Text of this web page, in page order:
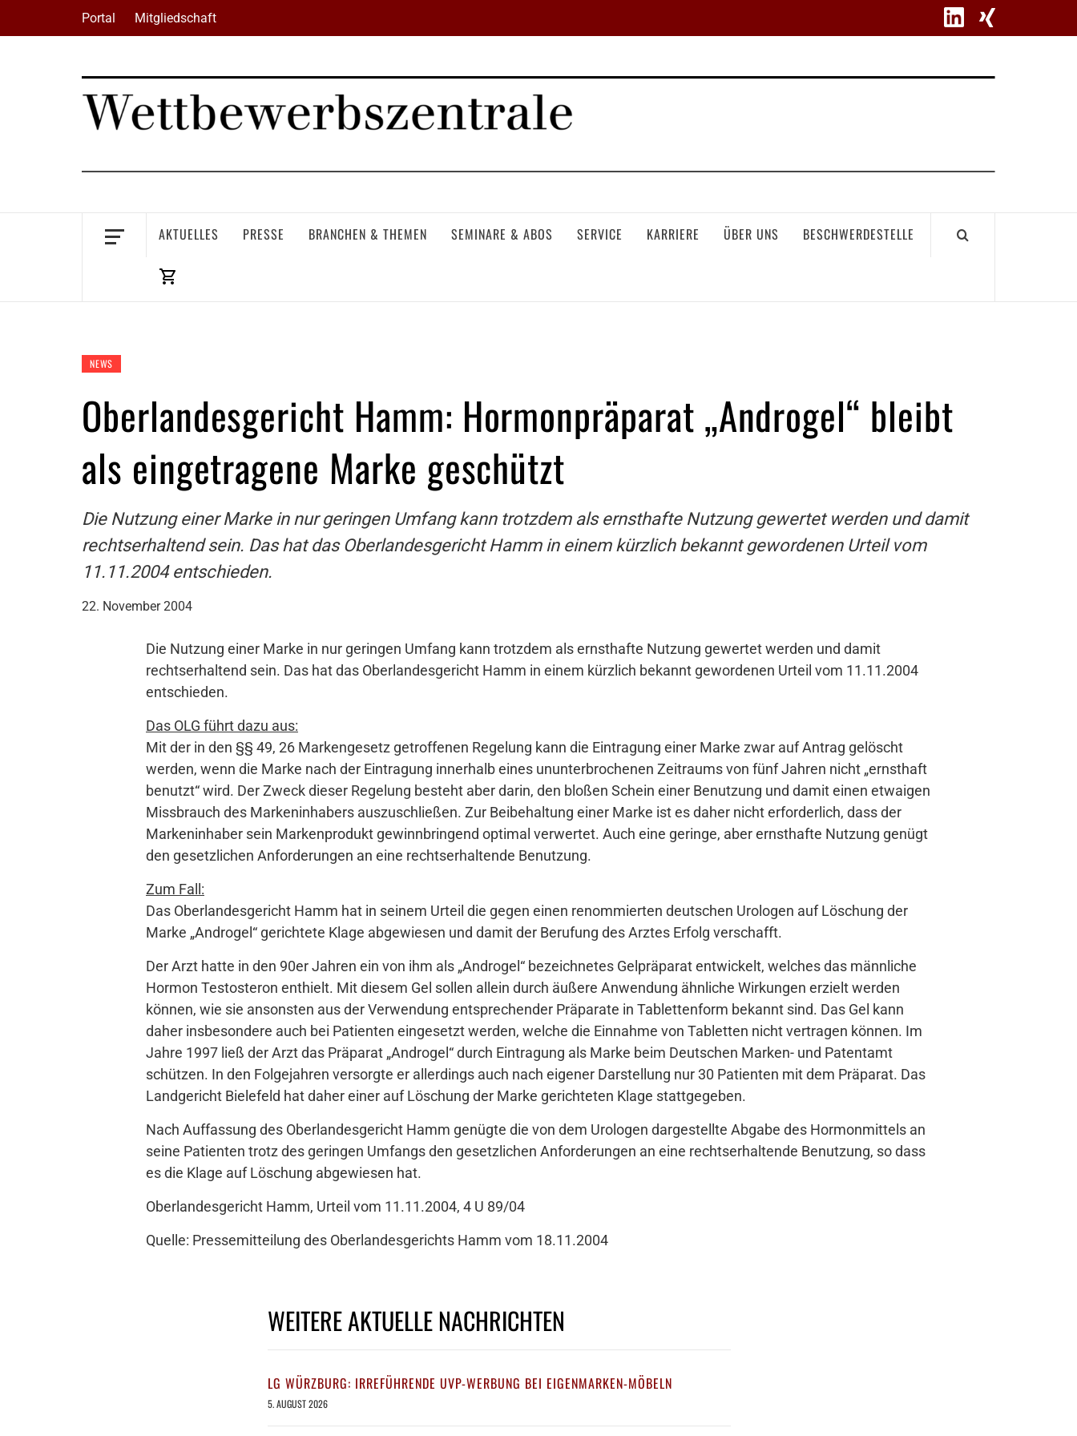
Portal Mitgliedschaft
AKTUELLES PRESSE BRANCHEN & THEMEN SEMINARE & ABOS SERVICE KARRIERE ÜBER UNS BESCHWERDESTELLE
NEWS
Oberlandesgericht Hamm: Hormonpräparat „Androgel“ bleibt
als eingetragene Marke geschützt
Die Nutzung einer Marke in nur geringen Umfang kann trotzdem als ernsthafte Nutzung gewertet werden und damit
rechtserhaltend sein. Das hat das Oberlandesgericht Hamm in einem kürzlich bekannt gewordenen Urteil vom
11.11.2004 entschieden.
22. November 2004
Die Nutzung einer Marke in nur geringen Umfang kann trotzdem als ernsthafte Nutzung gewertet werden und damit
rechtserhaltend sein. Das hat das Oberlandesgericht Hamm in einem kürzlich bekannt gewordenen Urteil vom 11.11.2004
entschieden.
Das OLG führt dazu aus:
Mit der in den §§ 49, 26 Markengesetz getroffenen Regelung kann die Eintragung einer Marke zwar auf Antrag gelöscht
werden, wenn die Marke nach der Eintragung innerhalb eines ununterbrochenen Zeitraums von fünf Jahren nicht „ernsthaft
benutzt“ wird. Der Zweck dieser Regelung besteht aber darin, den bloßen Schein einer Benutzung und damit einen etwaigen
Missbrauch des Markeninhabers auszuschließen. Zur Beibehaltung einer Marke ist es daher nicht erforderlich, dass der
Markeninhaber sein Markenprodukt gewinnbringend optimal verwertet. Auch eine geringe, aber ernsthafte Nutzung genügt
den gesetzlichen Anforderungen an eine rechtserhaltende Benutzung.
Zum Fall:
Das Oberlandesgericht Hamm hat in seinem Urteil die gegen einen renommierten deutschen Urologen auf Löschung der
Marke „Androgel“ gerichtete Klage abgewiesen und damit der Berufung des Arztes Erfolg verschafft.
Der Arzt hatte in den 90er Jahren ein von ihm als „Androgel“ bezeichnetes Gelpräparat entwickelt, welches das männliche
Hormon Testosteron enthielt. Mit diesem Gel sollen allein durch äußere Anwendung ähnliche Wirkungen erzielt werden
können, wie sie ansonsten aus der Verwendung entsprechender Präparate in Tablettenform bekannt sind. Das Gel kann
daher insbesondere auch bei Patienten eingesetzt werden, welche die Einnahme von Tabletten nicht vertragen können. Im
Jahre 1997 ließ der Arzt das Präparat „Androgel“ durch Eintragung als Marke beim Deutschen Marken- und Patentamt
schützen. In den Folgejahren versorgte er allerdings auch nach eigener Darstellung nur 30 Patienten mit dem Präparat. Das
Landgericht Bielefeld hat daher einer auf Löschung der Marke gerichteten Klage stattgegeben.
Nach Auffassung des Oberlandesgericht Hamm genügte die von dem Urologen dargestellte Abgabe des Hormonmittels an
seine Patienten trotz des geringen Umfangs den gesetzlichen Anforderungen an eine rechtserhaltende Benutzung, so dass
es die Klage auf Löschung abgewiesen hat.
Oberlandesgericht Hamm, Urteil vom 11.11.2004, 4 U 89/04
Quelle: Pressemitteilung des Oberlandesgerichts Hamm vom 18.11.2004
WEITERE AKTUELLE NACHRICHTEN
LG WÜRZBURG: IRREFÜHRENDE UVP-WERBUNG BEI EIGENMARKEN-MÖBELN
5. AUGUST 2026